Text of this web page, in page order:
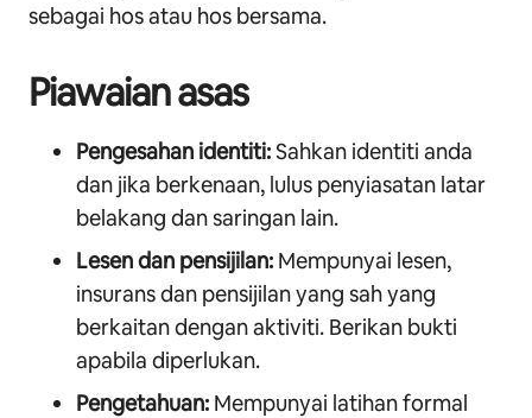
sebagai hos atau hos bersama.
Piawaian asas
Pengesahan identiti:Sahkan identiti anda
dan jika berkenaan, lulus penyiasatan latar
belakang dan saringan lain.
Lesen dan pensijilan: Mempunyai lesen,
insurans dan pensijilan yang sah yang
berkaitan dengan aktiviti. Berikan bukti
apabila diperlukan.
Pengetahuan: Mempunyai latihan formal